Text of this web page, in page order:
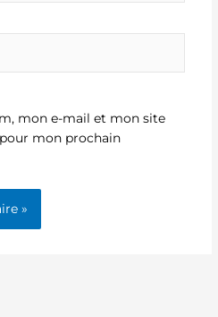
mon e-mail et mon site
mon prochain